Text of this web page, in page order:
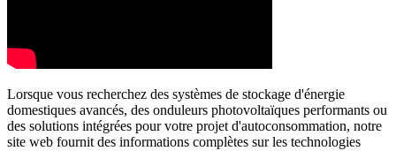
Lorsque vous recherchez des systèmes de stockage d'énergie
domestiques avancés, des onduleurs photovoltaïques performants ou
des solutions intégrées pour votre projet d'autoconsommation, notre
site web fournit des informations complètes sur les technologies